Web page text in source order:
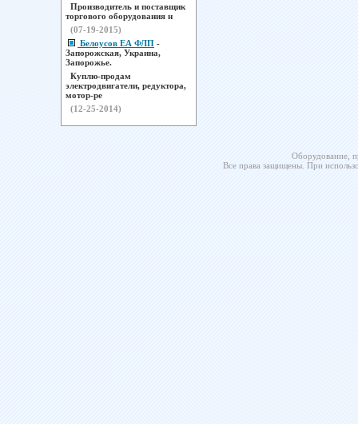
Производитель и поставщик
торгового оборудования н
(07-19-2015)
Белоусов ЕА ФЛП -
Запорожская, Украина,
Запорожье.
Куплю-продам
электродвигатели, редуктора,
мотор-ре
(12-25-2014)
Оборудование,
Все права защищены. При